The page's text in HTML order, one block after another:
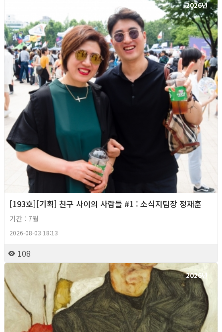
2026년
[193호][기획] 친구 사이의 사람들 #1 : 소식지팀장 정재훈
기간 : 7월
2026-08-03 18:13
108
2026년